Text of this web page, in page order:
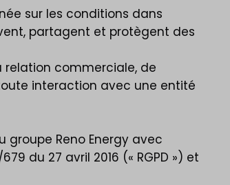
sur les conditions dans
partagent et protègent des
relation commerciale, de
interaction avec une entité
Reno Energy avec
du 27 avril 2016 (« RGPD ») et